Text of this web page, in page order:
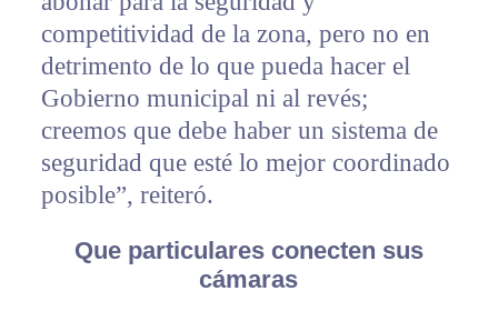
competitividad de la zona, pero no en
detrimento de lo que pueda hacer el
Gobierno municipal ni al revés;
creemos que debe haber un sistema de
seguridad que esté lo mejor coordinado
posible”, reiteró.
Que particulares conecten sus
cámaras